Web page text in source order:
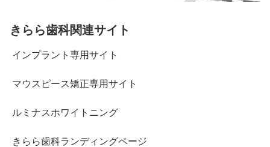
きらら歯科関連サイト
インプラント専用サイト
マウスピース矯正専用サイト
ルミナスホワイトニング
きらら歯科ランディングページ